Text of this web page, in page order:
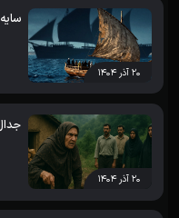
۲۰ آذر ۱۴۰۴
۲۰ آذر ۱۴۰۴